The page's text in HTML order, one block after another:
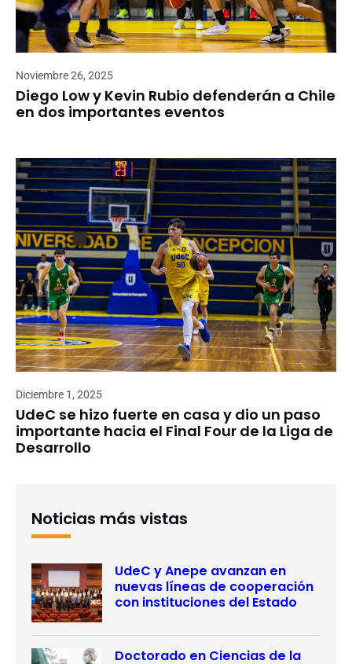
Noviembre 26, 2025
Diego Low y Kevin Rubio defenderán a Chile
en dos importantes eventos
Diciembre 1, 2025
UdeC se hizo fuerte en casa y dio un paso
importante hacia el Final Four de la Liga de
Desarrollo
Noticias más vistas
UdeC y Anepe avanzan en
nuevas líneas de cooperación
con instituciones del Estado
Doctorado en Ciencias de la